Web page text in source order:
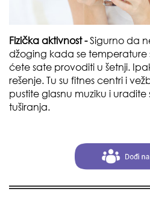
Fizička aktivnost -Sigurno da
džoging kada se temperature
ćete sate provoditi u šetnji.
rešenje. Tu su fitnes centri i
pustite glasnu muziku i uradite
tuširanja.